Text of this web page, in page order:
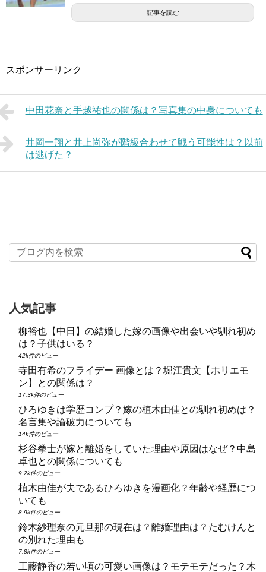
記事を読む
スポンサーリンク
中田花奈と手越祐也の関係は？写真集の中身についても
井岡一翔と井上尚弥が階級合わせて戦う可能性は？以前
は逃げた？
人気記事
柳裕也【中日】の結婚した嫁の画像や出会いや馴れ初め
は？子供はいる？
42k件のビュー
寺田有希のフライデー 画像とは？堀江貴文【ホリエモ
ン】との関係は？
17.3k件のビュー
ひろゆきは学歴コンプ？嫁の植木由佳との馴れ初めは？
名言集や論破力についても
14k件のビュー
杉谷拳士が嫁と離婚をしていた理由や原因はなぜ？中島
卓也との関係についても
9.2k件のビュー
植木由佳が夫であるひろゆきを漫画化？年齢や経歴につ
いても
8.9k件のビュー
鈴木紗理奈の元旦那の現在は？離婚理由は？たむけんと
の別れた理由も
7.8k件のビュー
工藤静香の若い頃の可愛い画像は？モテモテだった？木